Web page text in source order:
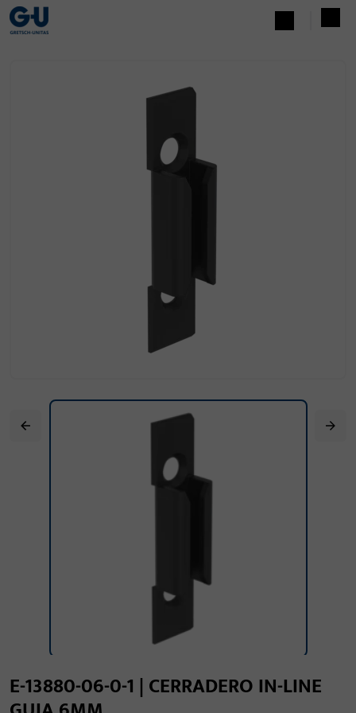
E-13880-06-0-1 | CERRADERO IN-LINE